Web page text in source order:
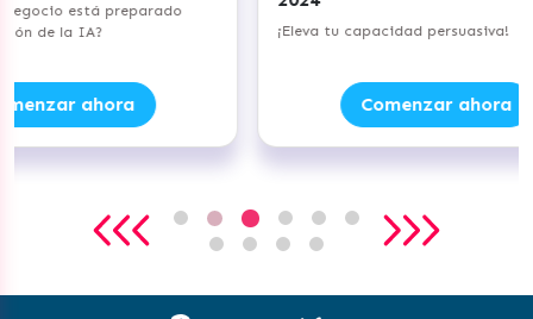
¡Eleva tu capacidad persuasiva!
Comenzar ahora